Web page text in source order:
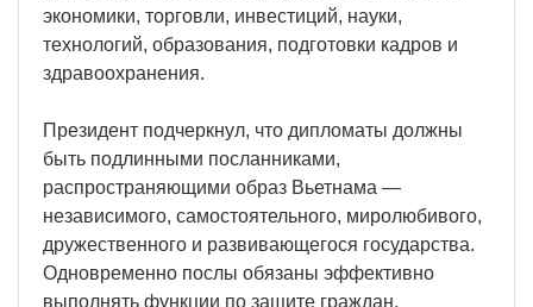
экономики, торговли, инвестиций, науки,
технологий, образования, подготовки кадров и
здравоохранения.
Президент подчеркнул, что дипломаты должны
быть подлинными посланниками,
распространяющими образ Вьетнама —
независимого, самостоятельного, миролюбивого,
дружественного и развивающегося государства.
Одновременно послы обязаны эффективно
выполнять функции по защите граждан,